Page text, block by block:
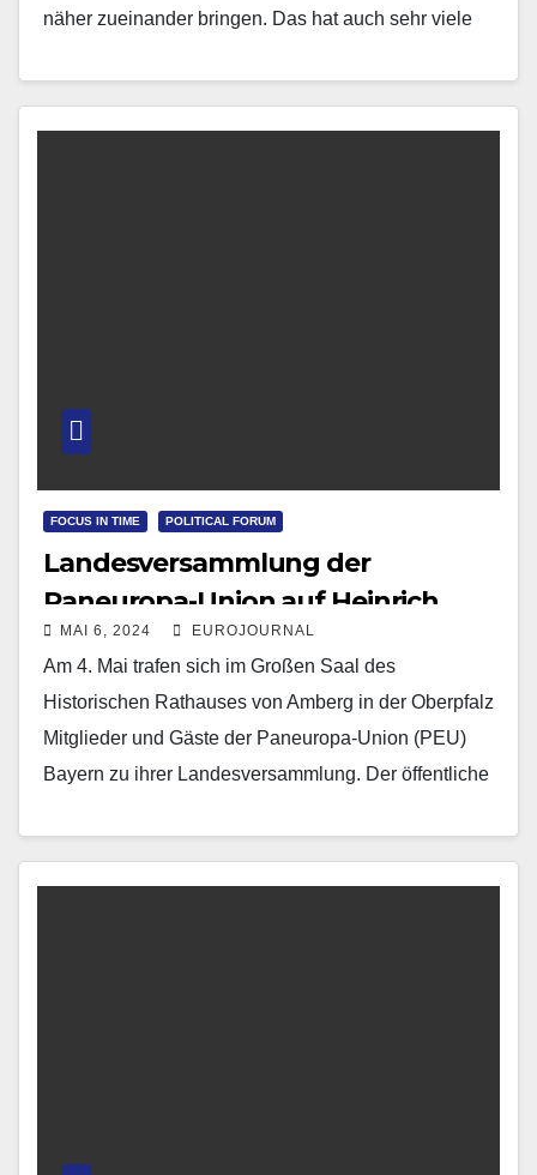
näher zueinander bringen. Das hat auch sehr viele
FOCUS IN TIME POLITICAL FORUM
Landesversammlung der
Paneuropa-Union auf Heinrich
Aigners Spuren
MAI 6, 2024 EUROJOURNAL
Am 4. Mai trafen sich im Großen Saal des
Historischen Rathauses von Amberg in der Oberpfalz
Mitglieder und Gäste der Paneuropa-Union (PEU)
Bayern zu ihrer Landesversammlung. Der öffentliche